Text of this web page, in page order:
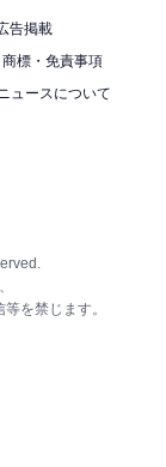
告掲載
標・免責事項
ュースについて
を禁じます。